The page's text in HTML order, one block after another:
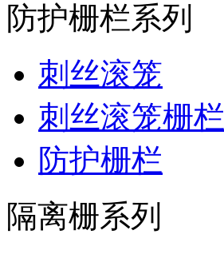
防护栅栏系列
刺丝滚笼
刺丝滚笼栅栏
防护栅栏
隔离栅系列